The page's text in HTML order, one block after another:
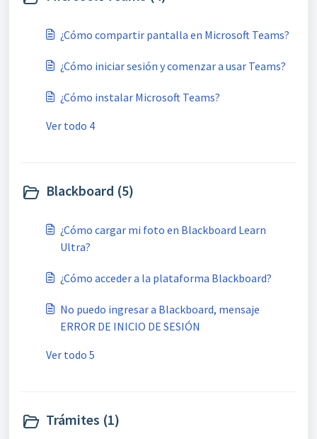
¿Cómo compartir pantalla en Microsoft Teams?
¿Cómo iniciar sesión y comenzar a usar Teams?
¿Cómo instalar Microsoft Teams?
Ver todo 4
Blackboard (5)
¿Cómo cargar mi foto en Blackboard Learn
Ultra?
¿Cómo acceder a la plataforma Blackboard?
No puedo ingresar a Blackboard, mensaje
ERROR DE INICIO DE SESIÓN
Ver todo 5
Trámites (1)